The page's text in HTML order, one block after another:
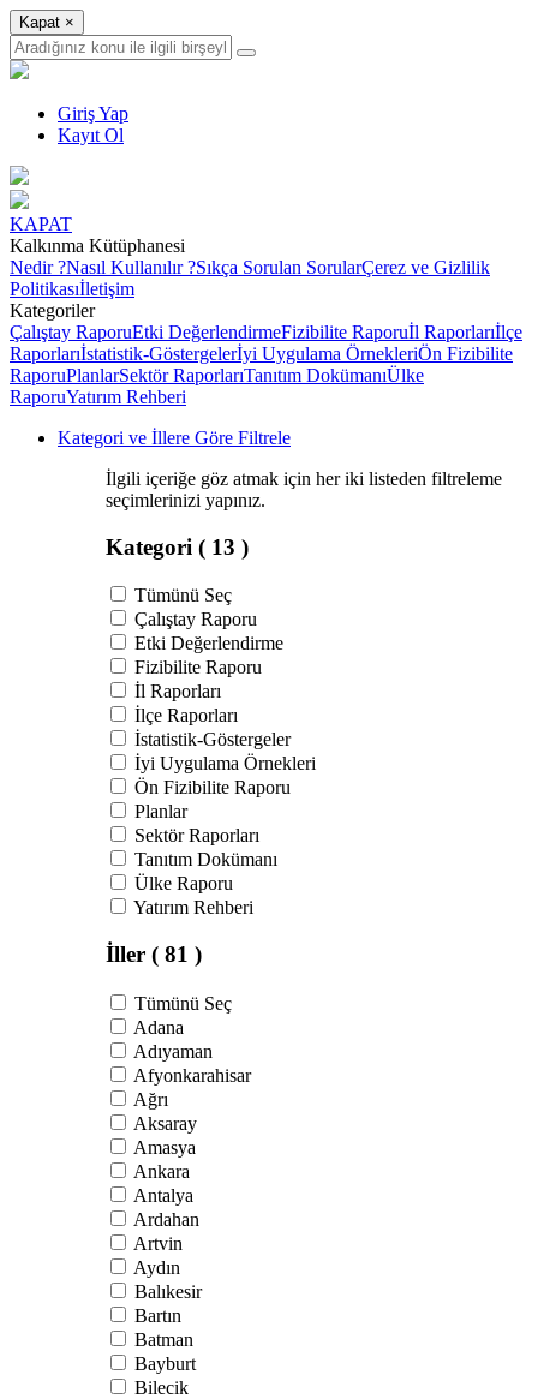
Kapat ×
Giriş Yap
Kayıt Ol
KAPAT
Kalkınma Kütüphanesi
Nedir ?Nasıl Kullanılır ?Sıkça Sorulan SorularÇerez ve Gizlilik
Politikasıİletişim
Kategoriler
Çalıştay RaporuEtki DeğerlendirmeFizibilite Raporuİl Raporlarıİlçe
Raporlarıİstatistik-Göstergelerİyi Uygulama ÖrnekleriÖn Fizibilite
RaporuPlanlarSektör RaporlarıTanıtım DokümanıÜlke
RaporuYatırım Rehberi
Kategori ve İllere Göre Filtrele
İlgili içeriğe göz atmak için her iki listeden filtreleme
seçimlerinizi yapınız.
Kategori ( 13 )
Tümünü Seç
Çalıştay Raporu
Etki Değerlendirme
Fizibilite Raporu
İl Raporları
İlçe Raporları
İstatistik-Göstergeler
İyi Uygulama Örnekleri
Ön Fizibilite Raporu
Planlar
Sektör Raporları
Tanıtım Dokümanı
Ülke Raporu
Yatırım Rehberi
İller ( 81 )
Tümünü Seç
Adana
Adıyaman
Afyonkarahisar
Ağrı
Aksaray
Amasya
Ankara
Antalya
Ardahan
Artvin
Aydın
Balıkesir
Bartın
Batman
Bayburt
Bilecik